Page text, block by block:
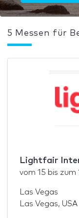
5 Messen für
Lightfair
vom 15 bis zum
Las Vegas
Las Vegas, USA